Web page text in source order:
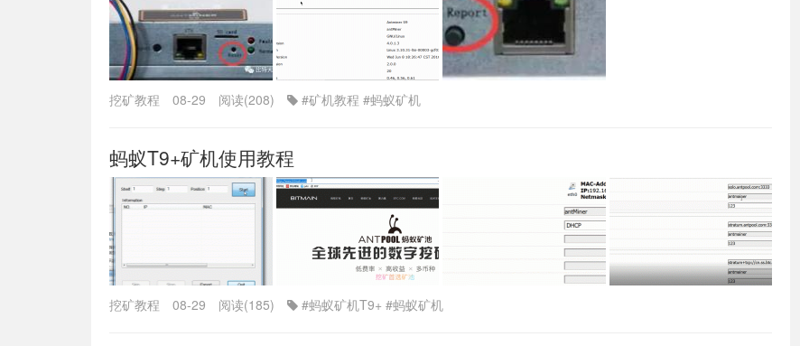
挖矿教程 08-29 阅读(208) #矿机教程 #蚂蚁矿机
蚂蚁T9+矿机使用教程
挖矿教程 08-29 阅读(185) #蚂蚁矿机T9+ #蚂蚁矿机